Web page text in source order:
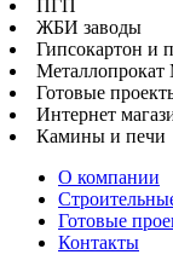
ПГП
ЖБИ заводы
Гипсокартон и
Металлопрокат
Готовые
Интернет
Камины и печи
О компании
Готовые
Контакты